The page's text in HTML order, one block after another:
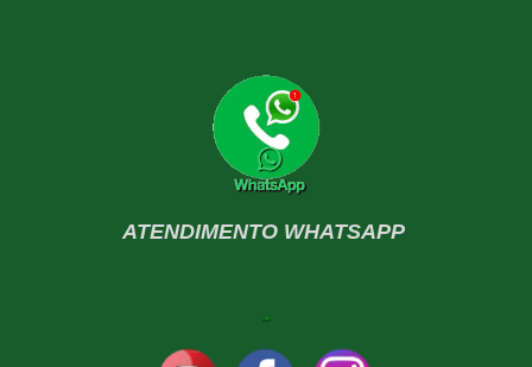
ATENDIMENTO WHATSAPP